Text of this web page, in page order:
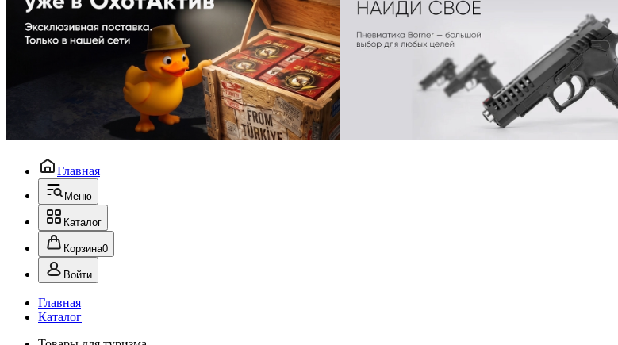
Главная
Меню
Каталог
Корзина0
Войти
Главная
Каталог